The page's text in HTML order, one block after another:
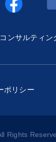
コンサルティン
ポリシー
Rights